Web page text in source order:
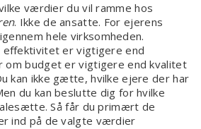
værdier du vil ramme hos
. Ikke de ansatte. For ejerens
hele virksomheden.
effektivitet er vigtigere end
om budget er vigtigere end kvalitet
kan ikke gætte, hvilke ejere der har
du kan beslutte dig for hvilke
Så får du primært de
ind på de valgte værdier